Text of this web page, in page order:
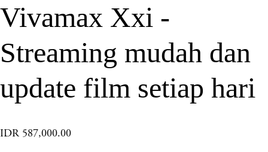
Vivamax Xxi -
Streaming mudah dan
update film setiap hari
IDR 587,000.00